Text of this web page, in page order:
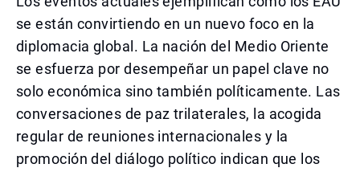
se están convirtiendo en un nuevo foco en la
diplomacia global. La nación del Medio Oriente
se esfuerza por desempeñar un papel clave no
solo económica sino también políticamente. Las
conversaciones de paz trilaterales, la acogida
regular de reuniones internacionales y la
promoción del diálogo político indican que los